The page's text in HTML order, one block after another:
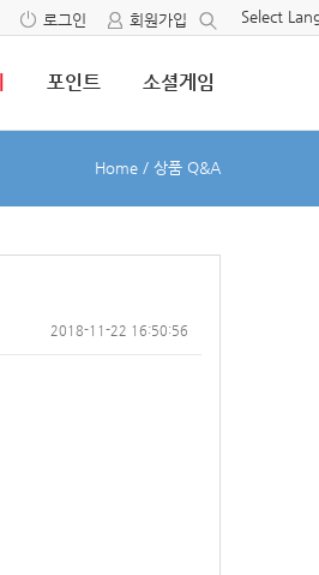
Select
로그인 회원가입
포인트 소셜게임
Home / 상품 Q&A
2018-11-22 16:50:56